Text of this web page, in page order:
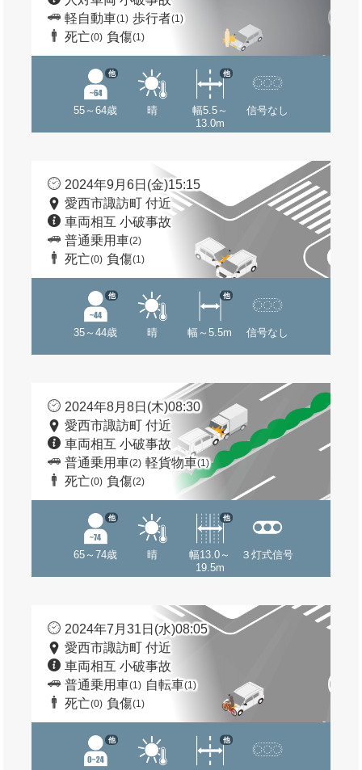
軽自動車(1) 歩行者(1)
死亡(0) 負傷(1)
55～64歳
他
晴
幅5.5～
13.0m
他
信号なし
2024年9月6日(金)15:15
愛西市諏訪町 付近
車両相互 小破事故
普通乗用車(2)
死亡(0) 負傷(1)
35～44歳
他
晴 幅～5.5m
他
信号なし
2024年8月8日(木)08:30
愛西市諏訪町 付近
車両相互 小破事故
普通乗用車(2) 軽貨物車(1)
死亡(0) 負傷(2)
65～74歳
他
晴
幅13.0～
19.5m
他
３灯式信号
2024年7月31日(水)08:05
愛西市諏訪町 付近
車両相互 小破事故
普通乗用車(1) 自転車(1)
死亡(0) 負傷(1)
他 他